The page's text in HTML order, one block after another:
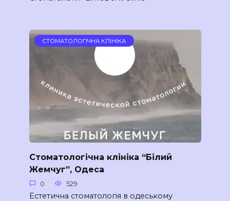
СТОМАТОЛОГІЧНА КЛІНІКА
Стоматологічна клініка “Білий
Жемчуг”, Одеса
0 529
Естетична стоматологія в одеському